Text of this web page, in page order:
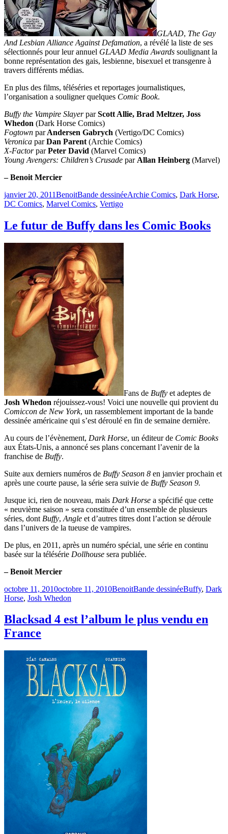
GLAAD, The Gay
And Lesbian Alliance Against Defamation, a révélé la liste de ses
sélectionnés pour leur annuel GLAAD Media Awards soulignant la
bonne représentation des gais, lesbienne, bisexuel et transgenre à
travers différents médias.
En plus des films, téléséries et reportages journalistiques,
l’organisation a souligner quelques Comic Book.
Buffy the Vampire SlayerparScott Allie, Brad Meltzer, Joss
Whedon (Dark Horse Comics)
Fogtown parAndersen Gabrych (Vertigo/DC Comics)
Veronica parDan Parent (Archie Comics)
X-Factorpar Peter David (Marvel Comics)
Young Avengers: Children’s Crusade par Allan Heinberg (Marvel)
– Benoit Mercier
Publié
le
janvier 20, 2011BenoitCatégories
Bande dessinéeÉtiquettes
Archie Comics, Dark Horse,
DC Comics, Marvel Comics, Vertigo
Le futur de Buffy dans les Comic Books
Fans de Buffy et adeptes de
Josh Whedon réjouissez-vous! Voici une nouvelle qui provient du
Comiccon de New York, un rassemblement important de la bande
dessinée américaine qui s’est déroulé en fin de semaine dernière.
Au cours de l’évènement, Dark Horse, un éditeur de Comic Books
aux États-Unis, a annoncé ses plans concernant l’avenir de la
franchise de Buffy.
Suite aux derniers numéros de Buffy Season 8 en janvier prochain et
après une courte pause, la série sera suivie de Buffy Season 9.
Jusque ici, rien de nouveau, mais Dark Horse a spécifié que cette
« neuvième saison » sera constituée d’un ensemble de plusieurs
séries, dont Buffy, Angle et d’autres titres dont l’action se déroule
dans l’univers de la tueuse de vampires.
De plus, en 2011, après un numéro spécial, une série en continu
basée sur la télésérie Dollhouse sera publiée.
– Benoit Mercier
Publié
le
octobre 11, 2010octobre 11, 2010BenoitCatégories
Bande dessinéeÉtiquettes
Buffy, Dark
Horse, Josh Whedon
Blacksad 4 est l’album le plus vendu en
France